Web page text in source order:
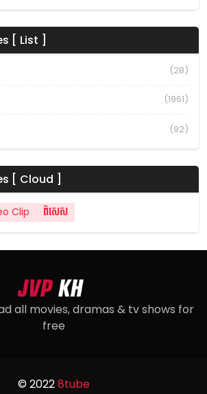
[ List ]
(28)
(1961)
(92)
[ Cloud ]
Clip ពិសេស
all movies, dramas & tv shows for
free
© 20228tube